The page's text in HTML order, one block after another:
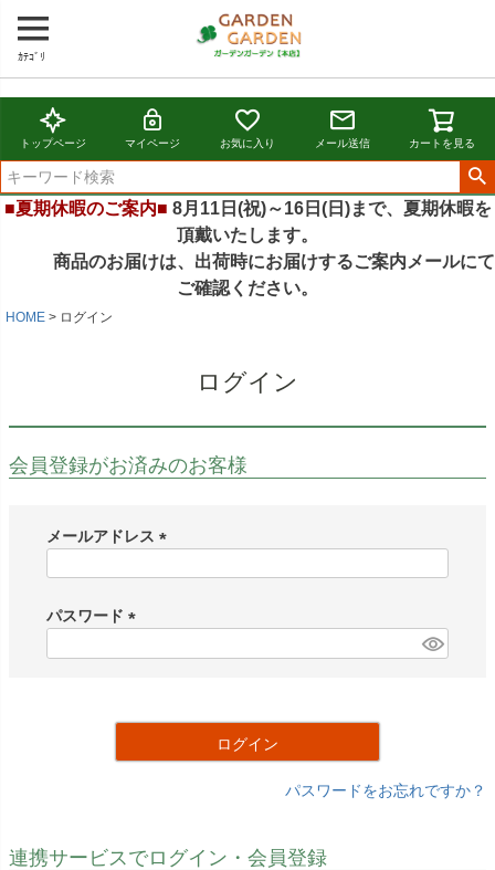
ｶﾃｺﾞﾘ
トップページ マイページ お気に入り メール送信 カートを見る
■夏期休暇のご案内■ 8月11日(祝)～16日(日)まで、夏期休暇を
頂戴いたします。
商品のお届けは、出荷時にお届けするご案内メールにて
ご確認ください。
HOME ログイン
ログイン
会員登録がお済みのお客様
メールアドレス
)
パスワード
ログイン
パスワードをお忘れですか？
連携サービスでログイン・会員登録